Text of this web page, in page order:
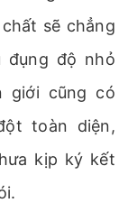
sẽ chẳng
độ nhỏ
giới cũng có
toàn diện,
kịp ký kết